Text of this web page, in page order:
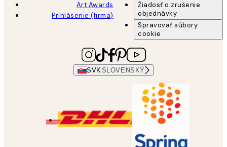
Art Awards
Prihlásenie (firma)
Žiadosť o zrušenie
objednávky
Spravovať súbory
cookie
SVK SLOVENSKÝ